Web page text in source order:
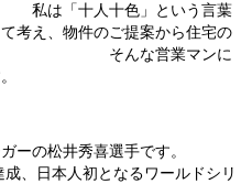
人十色」という言葉
考え、物件のご提案から住宅の
る。 そんな営業マンに
ーの松井秀喜選手です。
、日本人初となるワールドシリ